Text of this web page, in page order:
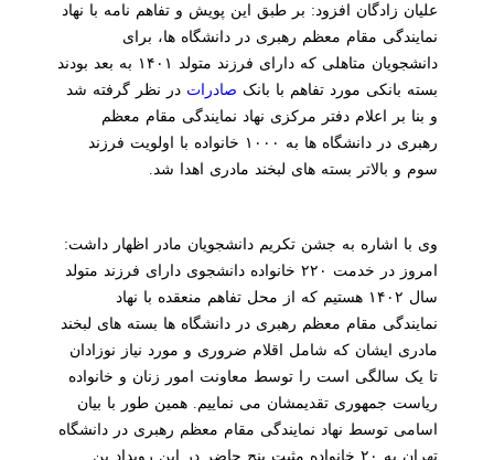
علیان زادگان افزود: بر طبق این پویش و تفاهم نامه با نهاد
نمایندگی مقام معظم رهبری در دانشگاه ها، برای
دانشجویان متاهلی که دارای فرزند متولد ۱۴۰۱ به بعد بودند
بسته بانکی مورد تفاهم با بانک صادراتدر نظر گرفته شد
و بنا بر اعلام دفتر مرکزی نهاد نمایندگی مقام معظم
رهبری در دانشگاه ها به ۱۰۰۰ خانواده با اولویت فرزند
سوم و بالاتر بسته های لبخند مادری اهدا شد.
وی با اشاره به جشن تکریم دانشجویان مادر اظهار داشت:
امروز در خدمت ۲۲۰ خانواده دانشجوی دارای فرزند متولد
سال ۱۴۰۲ هستیم که از محل تفاهم منعقده با نهاد
نمایندگی مقام معظم رهبری در دانشگاه ها بسته های لبخند
مادری ایشان که شامل اقلام ضروری و مورد نیاز نوزادان
تا یک سالگی است را توسط معاونت امور زنان و خانواده
ریاست جمهوری تقدیمشان می نماییم. همین طور با بیان
اسامی توسط نهاد نمایندگی مقام معظم رهبری در دانشگاه
تهران به ۲۰ خانواده مثبت پنج حاضر در این رویداد بن